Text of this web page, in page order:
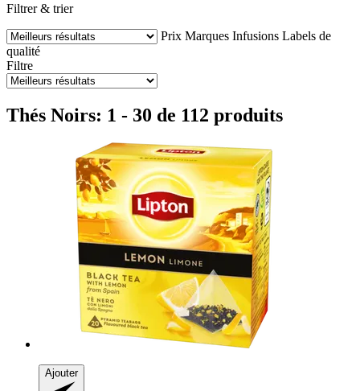
Filtrer & trier
Prix Marques Infusions Labels de
qualité
Filtre
Thés Noirs: 1 - 30 de 112 produits
Ajouter